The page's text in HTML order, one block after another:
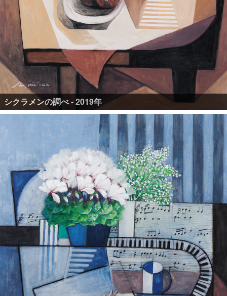
シクラメンの調べ - 2019年